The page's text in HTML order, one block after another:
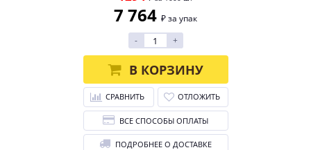
7 764 ₽ за упак
-
+
В КОРЗИНУ
СРАВНИТЬ ОТЛОЖИТЬ
ВСЕ СПОСОБЫ ОПЛАТЫ
ПОДРОБНЕЕ О ДОСТАВКЕ